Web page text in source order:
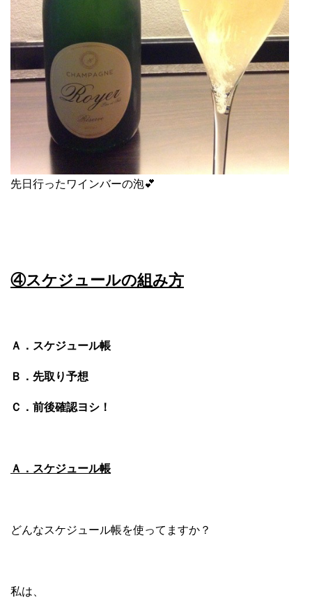
先日行ったワインバーの泡💕
④スケジュールの組み方
Ａ．スケジュール帳
Ｂ．先取り予想
Ｃ．前後確認ヨシ！
Ａ．スケジュール帳
どんなスケジュール帳を使ってますか？
私は、